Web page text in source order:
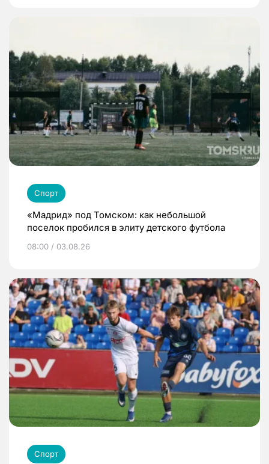
Спорт
«Мадрид» под Томском: как небольшой
поселок пробился в элиту детского футбола
08:00 / 03.08.26
Спорт